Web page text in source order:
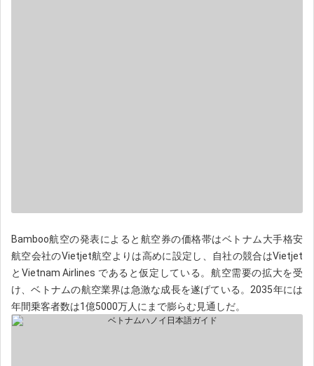
Bamboo航空の発表によると航空券の価格帯はベトナム大手格安
航空会社のVietjet航空よりは高めに設定し、自社の競合はVietjet
とVietnam Airlines であると仮定している。 航空需要の拡大を受
け、ベトナムの航空業界は急激な成長を遂げている。2035年には
年間乗客者数は1億5000万人にまで膨らむ見通しだ。